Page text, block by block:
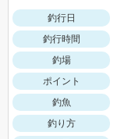
釣行日
釣行時間
釣場
ポイント
釣魚
釣り方